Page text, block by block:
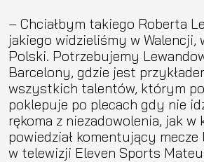
– Chciałbym takiego Roberta
jakiego widzieliśmy w Walencji,
Polski. Potrzebujemy
Barcelony, gdzie jest
wszystkich talentów, którym
poklepuje po plecach gdy nie
rękoma z niezadowolenia, jak w
powiedział komentujący
w telewizji Eleven Sports